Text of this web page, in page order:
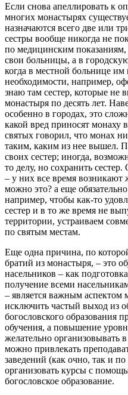
Если снова апеллировать к
многих монастырях
назначаются всего две или
сестры вообще никогда не
по медицинским показаниям,
свои больницы, а в
когда в местной больнице
необходимости, например,
знаю там сестер, которые не
монастыря по десять лет.
особенно в городах, это
какой вред приносят монаху
святых говорил, что монах
таким, каким из нее вышел.
своих сестер; иногда,
то делу, но сохранить
– у них все время
можно это? а еще
например, чтобы как-то
сестер и в то же время не
территории, устраиваем
по святым местам.
Еще одна причина, по
братий из монастыря, – это
насельников – как
получение всеми
– является важным
исключить частый выход из
богословского образования
обучения, а повышение
желательно организовывать
можно привлекать
заведений (как очно, так и
организовать курсы с
богословское образование.